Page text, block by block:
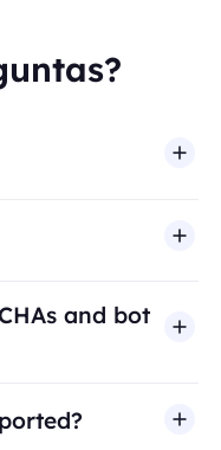
and bot